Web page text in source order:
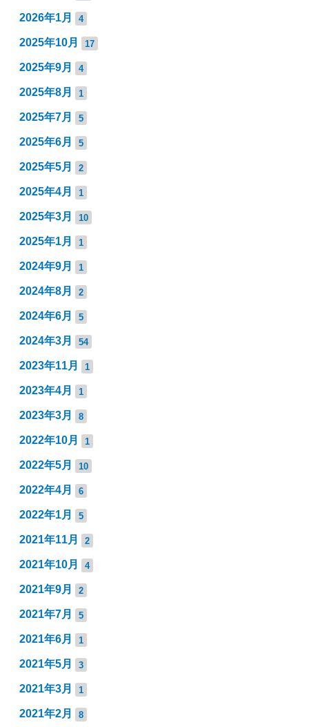
2026年1月 4
2025年10月 17
2025年9月 4
2025年8月 1
2025年7月 5
2025年6月 5
2025年5月 2
2025年4月 1
2025年3月 10
2025年1月 1
2024年9月 1
2024年8月 2
2024年6月 5
2024年3月 54
2023年11月 1
2023年4月 1
2023年3月 8
2022年10月 1
2022年5月 10
2022年4月 6
2022年1月 5
2021年11月 2
2021年10月 4
2021年9月 2
2021年7月 5
2021年6月 1
2021年5月 3
2021年3月 1
2021年2月 8